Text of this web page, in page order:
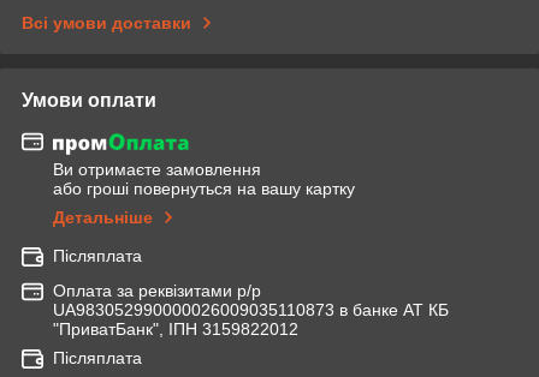
Всі умови доставки
Умови оплати
Ви отримаєте замовлення
або гроші повернуться на вашу картку
Детальніше
Післяплата
Оплата за реквізитами р/р
UA983052990000026009035110873 в банке АТ КБ
"ПриватБанк", ІПН 3159822012
Післяплата